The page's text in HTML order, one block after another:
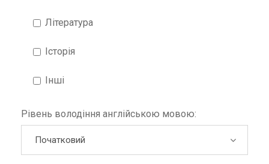
Література
Історія
Інші
Рівень володіння англійською мовою: